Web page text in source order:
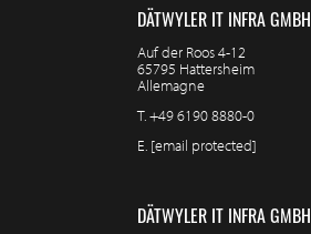
DÄTWYLER IT INFRA GMBH
Auf der Roos 4-12
65795 Hattersheim
Allemagne
T.+49 6190 8880-0
E. [email protected]
DÄTWYLER IT INFRA GMBH